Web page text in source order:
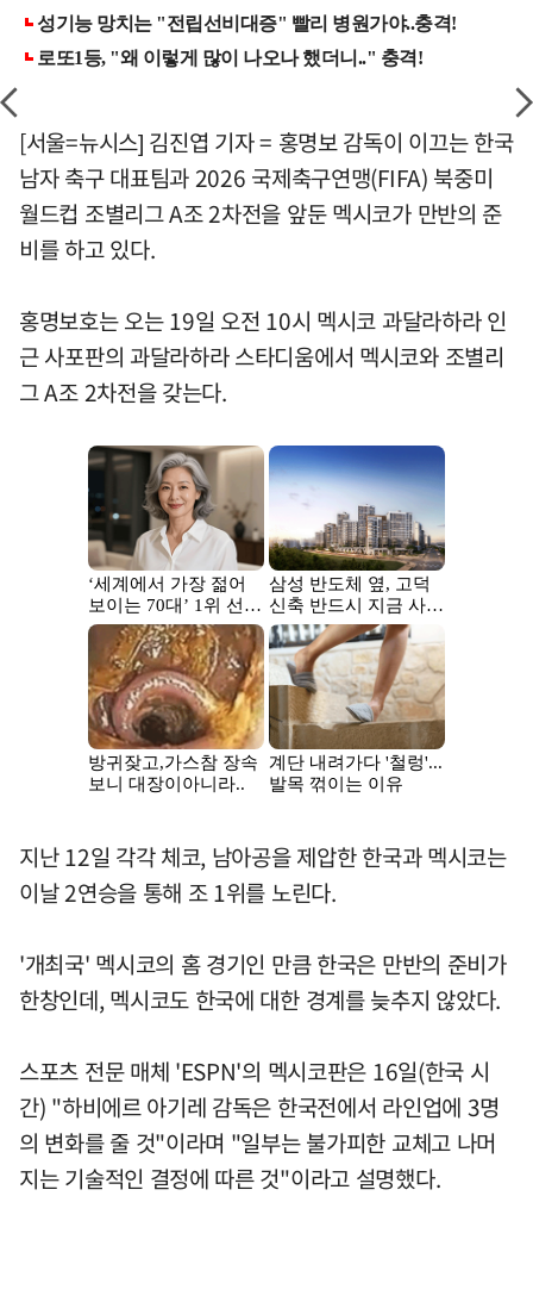
[서울=뉴시스] 김진엽 기자 = 홍명보 감독이 이끄는 한국
남자 축구 대표팀과 2026 국제축구연맹(FIFA) 북중미
월드컵 조별리그 A조 2차전을 앞둔 멕시코가 만반의 준
비를 하고 있다.
홍명보호는 오는 19일 오전 10시 멕시코 과달라하라 인
근 사포판의 과달라하라 스타디움에서 멕시코와 조별리
그 A조 2차전을 갖는다.
지난 12일 각각 체코, 남아공을 제압한 한국과 멕시코는
이날 2연승을 통해 조 1위를 노린다.
'개최국' 멕시코의 홈 경기인 만큼 한국은 만반의 준비가
한창인데, 멕시코도 한국에 대한 경계를 늦추지 않았다.
스포츠 전문 매체 'ESPN'의 멕시코판은 16일(한국 시
간) "하비에르 아기레 감독은 한국전에서 라인업에 3명
의 변화를 줄 것"이라며 "일부는 불가피한 교체고 나머
지는 기술적인 결정에 따른 것"이라고 설명했다.